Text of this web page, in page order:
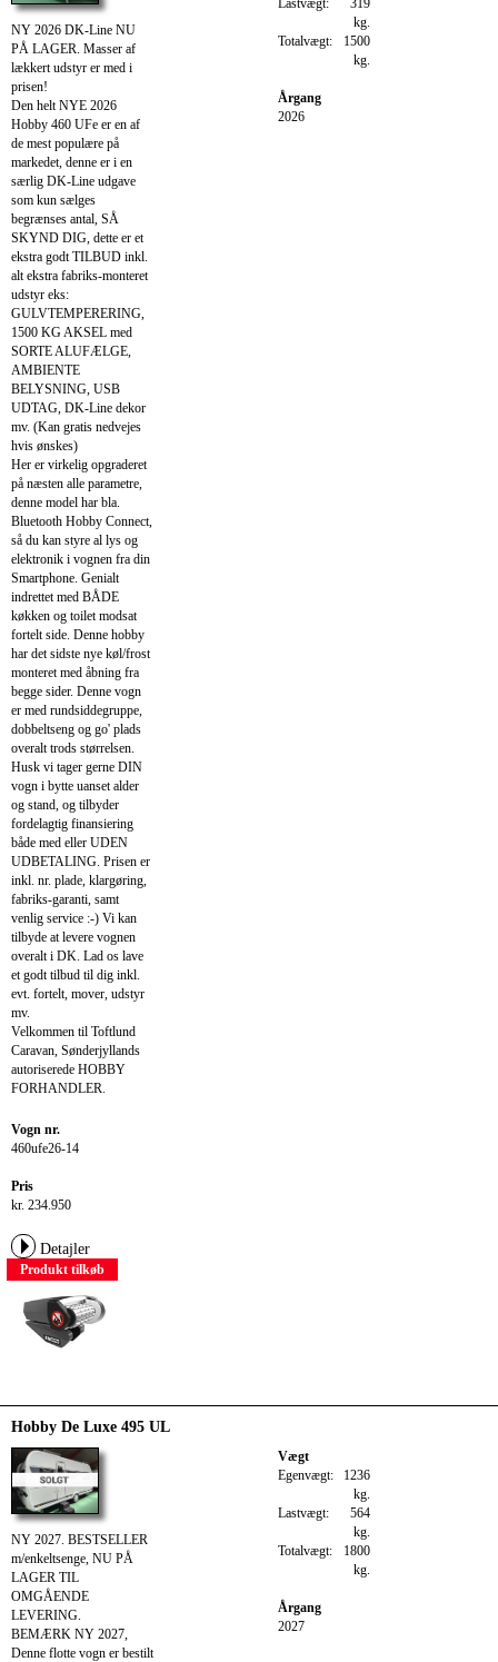
NY 2026 DK-Line NU
PÅ LAGER. Masser af
lækkert udstyr er med i
prisen!
Den helt NYE 2026
Hobby 460 UFe er en af
de mest populære på
markedet, denne er i en
særlig DK-Line udgave
som kun sælges
begrænses antal, SÅ
SKYND DIG, dette er et
ekstra godt TILBUD inkl.
alt ekstra fabriks-monteret
udstyr eks:
GULVTEMPERERING,
1500 KG AKSEL med
SORTE ALUFÆLGE,
AMBIENTE
BELYSNING, USB
UDTAG, DK-Line dekor
mv. (Kan gratis nedvejes
hvis ønskes)
Her er virkelig opgraderet
på næsten alle parametre,
denne model har bla.
Bluetooth Hobby Connect,
så du kan styre al lys og
elektronik i vognen fra din
Smartphone. Genialt
indrettet med BÅDE
køkken og toilet modsat
fortelt side. Denne hobby
har det sidste nye køl/frost
monteret med åbning fra
begge sider. Denne vogn
er med rundsiddegruppe,
dobbeltseng og go' plads
overalt trods størrelsen.
Husk vi tager gerne DIN
vogn i bytte uanset alder
og stand, og tilbyder
fordelagtig finansiering
både med eller UDEN
UDBETALING. Prisen er
inkl. nr. plade, klargøring,
fabriks-garanti, samt
venlig service :-) Vi kan
tilbyde at levere vognen
overalt i DK. Lad os lave
et godt tilbud til dig inkl.
evt. fortelt, mover, udstyr
mv.
Velkommen til Toftlund
Caravan, Sønderjyllands
autoriserede HOBBY
FORHANDLER.
Lastvægt:
319
kg.
Totalvægt:
1500
kg.
Årgang
2026
Vogn nr.
460ufe26-14
Pris
kr. 234.950
Detajler
Produkt tilkøb
Hobby De Luxe 495 UL
NY 2027. BESTSELLER
m/enkeltsenge, NU PÅ
LAGER TIL
OMGÅENDE
LEVERING.
BEMÆRK NY 2027,
Denne flotte vogn er bestilt
Vægt
Egenvægt: 1236
kg.
Lastvægt:
564
kg.
Totalvægt:
1800
kg.
Årgang
2027